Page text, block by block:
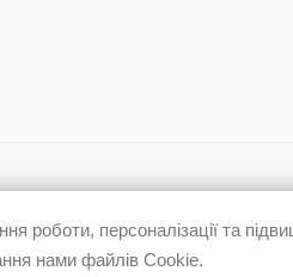
роботи, персоналізації та
нами файлів Cookie.